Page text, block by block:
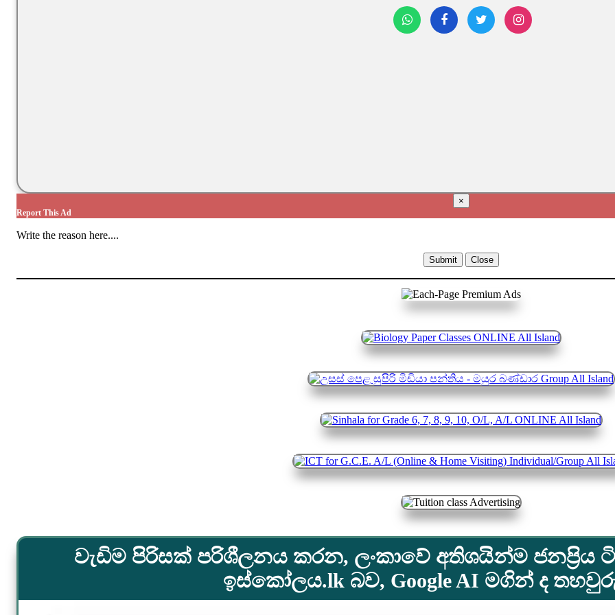
×
Report This Ad
Write the reason here....
Submit Close
වැඩිම පිරිසක් පරිශීලනය කරන, ලංකාවේ අතිශයින්ම ජනප්‍රිය
ඉස්කෝලය.lk බව, Google AI මගින් ද